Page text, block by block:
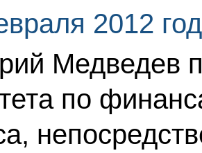
2012
Медведев
по